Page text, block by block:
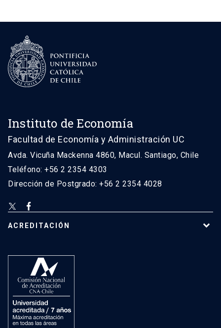
Instituto de Economía
Facultad de Economía y Administración UC
Avda. Vicuña Mackenna 4860, Macul. Santiago, Chile
Teléfono: +56 2 2354 4303
Dirección de Postgrado: +56 2 2354 4028
ACREDITACIÓN